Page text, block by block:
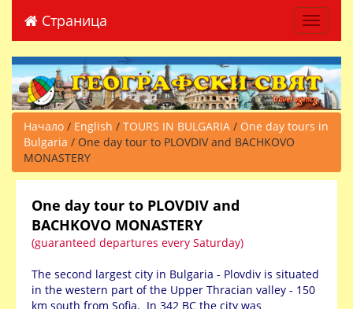
Страница Toggle
Начало / English / TOURS IN BULGARIA / One day tours in
Bulgaria / One day tour to PLOVDIV and BACHKOVO
MONASTERY
One day tour to PLOVDIV and
BACHKOVO MONASTERY
(guaranteed departures every Saturday)
The second largest city in Bulgaria - Plovdiv is situated
in the western part of the Upper Thracian valley - 150
km south from Sofia. In 342 BC the city was